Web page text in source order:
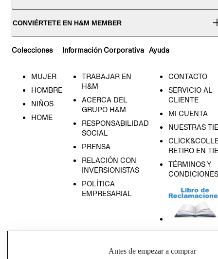
CONVIÉRTETE EN H&M MEMBER
Colecciones
MUJER
HOMBRE
NIÑOS
HOME
Información Corporativa
TRABAJAR EN
H&M
ACERCA DEL
GRUPO H&M
RESPONSABILIDAD
SOCIAL
PRENSA
RELACIÓN CON
INVERSIONISTAS
POLÍTICA
EMPRESARIAL
Ayuda
CONTACTO
SERVICIO AL
CLIENTE
MI CUENTA
NUESTRAS
RETIRO EN
TÉRMINOS Y
CONDICIONES
PRIVACIDAD
Antes de empezar a comprar